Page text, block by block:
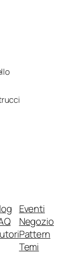
Eventi
Negozio
Pattern
Temi